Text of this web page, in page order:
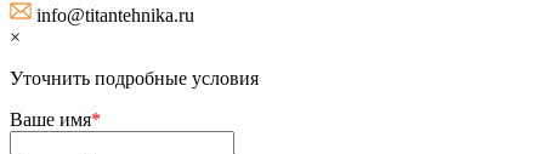
info@titantehnika.ru
×
Уточнить подробные условия
Ваше имя*